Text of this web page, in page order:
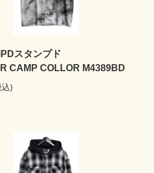
スタンプド
CAMP COLLOR M4389BD
)